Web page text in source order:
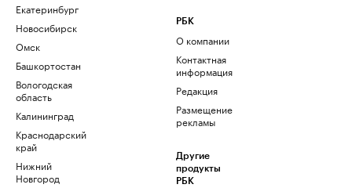
Екатеринбург
Новосибирск
Омск
Башкортостан
Вологодская
область
Калининград
Краснодарский
край
Нижний
Новгород
РБК
О компании
Контактная
информация
Редакция
Размещение
рекламы
Другие
продукты
РБК